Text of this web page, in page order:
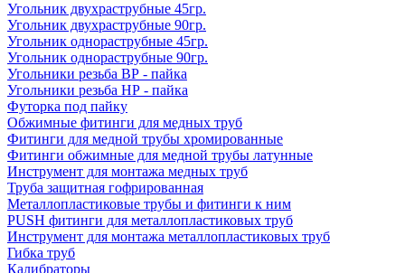
Угольник двухраструбные 45гр.
Угольник двухраструбные 90гр.
Угольник однораструбные 45гр.
Угольник однораструбные 90гр.
Угольники резьба ВР - пайка
Угольники резьба НР - пайка
Футорка под пайку
Обжимные фитинги для медных труб
Фитинги для медной трубы хромированные
Фитинги обжимные для медной трубы латунные
Инструмент для монтажа медных труб
Труба защитная гофрированная
Металлопластиковые трубы и фитинги к ним
PUSH фитинги для металлопластиковых труб
Инструмент для монтажа металлопластиковых труб
Гибка труб
Калибраторы